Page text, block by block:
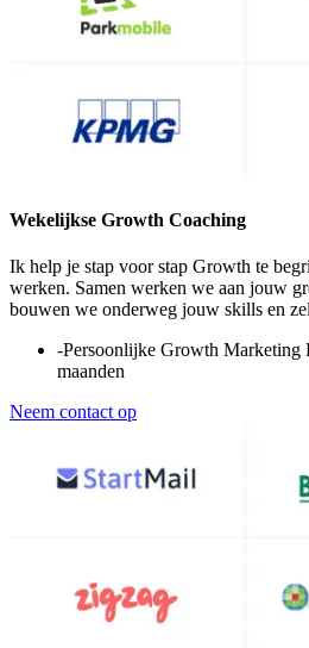
Wekelijkse Growth Coaching
Ik help je stap voor stap Growth te
werken. Samen werken we aan jouw
bouwen we onderweg jouw skills en
-Persoonlijke Growth Marketing
maanden
Neem contact op